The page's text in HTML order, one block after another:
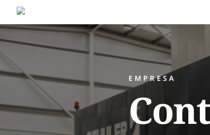
EMPRESA